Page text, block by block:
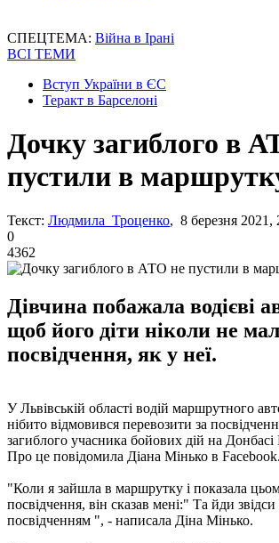
СПЕЦТЕМА: Війна в Ірані
ВСІ ТЕМИ
Вступ України в ЄС
Теракт в Барселоні
Дочку загиблого в
пустили в
Текст: Людмила Троценко, 8 березня 2021,
0
4362
Дівчина побажала водієві
щоб його діти ніколи не
посвідчення, як у неї.
У Львівській області водій маршрутного
нібито відмовився перевозити за
загиблого учасника бойових дій на
Про це повідомила Діана Мінько в Facebook.
"Коли я зайшла в маршрутку і показала
посвідчення, він сказав мені:" Та йди
посвідченням ", - написала Діна Мінько.